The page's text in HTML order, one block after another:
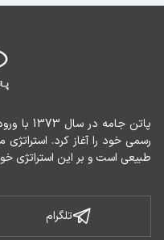
طبیعی است و بر این استراتژی
تلگرام